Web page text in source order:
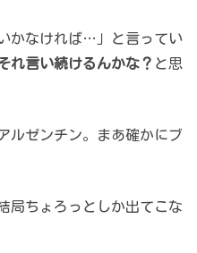
かなければ…」と言ってい
れ言い続けるんかな？ と思
ルゼンチン。まあ確かにブ
局ちょろっとしか出てこな